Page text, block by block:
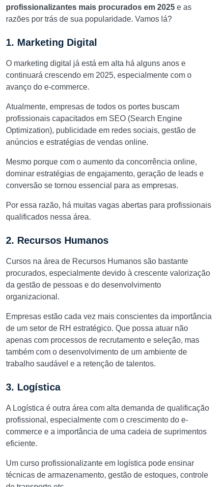
profissionalizantes mais procurados em 2025 e as
razões por trás de sua popularidade. Vamos lá?
1. Marketing Digital
O marketing digital já está em alta há alguns anos e
continuará crescendo em 2025, especialmente com o
avanço do e-commerce.
Atualmente, empresas de todos os portes buscam
profissionais capacitados em SEO (Search Engine
Optimization), publicidade em redes sociais, gestão de
anúncios e estratégias de vendas online.
Mesmo porque com o aumento da concorrência online,
dominar estratégias de engajamento, geração de leads e
conversão se tornou essencial para as empresas.
Por essa razão, há muitas vagas abertas para profissionais
qualificados nessa área.
2. Recursos Humanos
Cursos na área de Recursos Humanos são bastante
procurados, especialmente devido à crescente valorização
da gestão de pessoas e do desenvolvimento
organizacional.
Empresas estão cada vez mais conscientes da importância
de um setor de RH estratégico. Que possa atuar não
apenas com processos de recrutamento e seleção, mas
também com o desenvolvimento de um ambiente de
trabalho saudável e a retenção de talentos.
3. Logística
A Logística é outra área com alta demanda de qualificação
profissional, especialmente com o crescimento do e-
commerce e a importância de uma cadeia de suprimentos
eficiente.
Um curso profissionalizante em logística pode ensinar
técnicas de armazenamento, gestão de estoques, controle